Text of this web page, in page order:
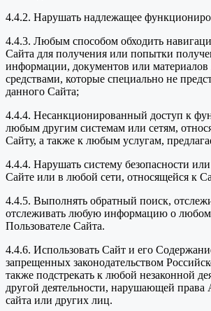
4.4.2. Нарушать надлежащее
4.4.3. Любым способом обходить
Сайта для получения или попытки
информации, документов или
средствами, которые специально не
данного Сайта;
4.4.4. Несанкционированный доступ к
любым другим системам или сетям,
Сайту, а также к любым услугам,
4.4.4. Нарушать систему безопасности
Сайте или в любой сети, относящейся к
4.4.5. Выполнять обратный поиск,
отслеживать любую информацию о
Пользователе Сайта.
4.4.6. Использовать Сайт и его
запрещенных законодательством
также подстрекать к любой незаконной
другой деятельности, нарушающей
сайта или других лиц.